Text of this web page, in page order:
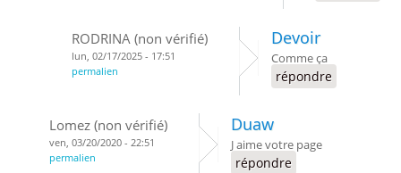
RODRINA (non vérifié)
lun, 02/17/2025 - 17:51
permalien
Devoir
Comme ça
répondre
Lomez (non vérifié)
ven, 03/20/2020 - 22:51
permalien
Duaw
J aime votre page
répondre